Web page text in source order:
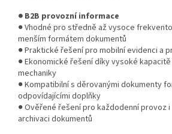
● B2B provozní informace
● Vhodné pro středně až vysoce
menším formátem dokumentů
● Praktické řešení pro mobilní evidenci a
● Ekonomické řešení díky vysoké
mechaniky
● Kompatibilní s děrovanými dokumenty
odpovídajícími doplňky
● Ověřené řešení pro každodenní provoz
archivaci dokumentů